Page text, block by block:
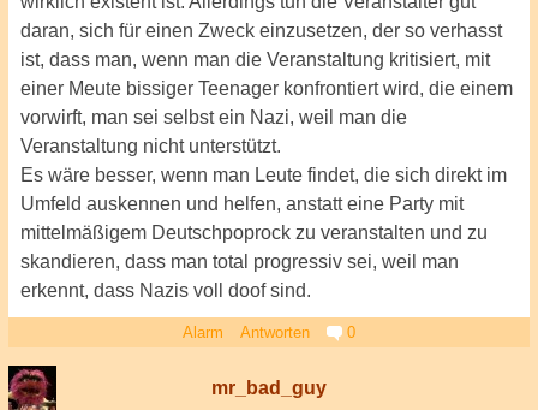
daran, sich für einen Zweck einzusetzen, der so verhasst
ist, dass man, wenn man die Veranstaltung kritisiert, mit
einer Meute bissiger Teenager konfrontiert wird, die einem
vorwirft, man sei selbst ein Nazi, weil man die
Veranstaltung nicht unterstützt.
Es wäre besser, wenn man Leute findet, die sich direkt im
Umfeld auskennen und helfen, anstatt eine Party mit
mittelmäßigem Deutschpoprock zu veranstalten und zu
skandieren, dass man total progressiv sei, weil man
erkennt, dass Nazis voll doof sind.
Alarm Antworten 0
mr_bad_guy